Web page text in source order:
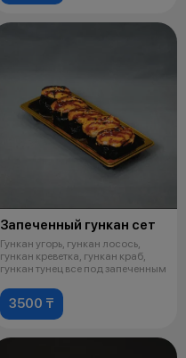
Запеченный гункан сет
Гункан угорь, гункан лосось,
гункан креветка, гункан краб,
гункан тунец все под запеченным
3500 ₸